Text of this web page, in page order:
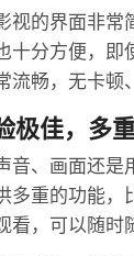
视的界面非常
十分方便，即
流畅，无卡顿
极佳，多
音、画面还是
多重的功能，
看，可以随时